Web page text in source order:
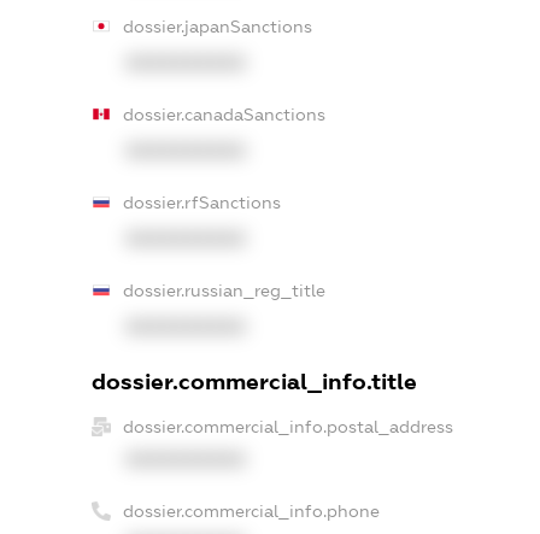
dossier.japanSanctions
dossier.canadaSanctions
dossier.rfSanctions
dossier.russian_reg_title
dossier.commercial_info.title
dossier.commercial_info.postal_address
dossier.commercial_info.phone